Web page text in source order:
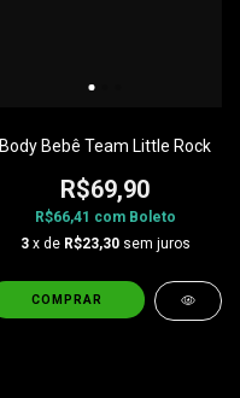
Body Bebê Team Little Rock
R$69,90
R$66,41 com Boleto
3 x de R$23,30 sem juros
COMPRAR